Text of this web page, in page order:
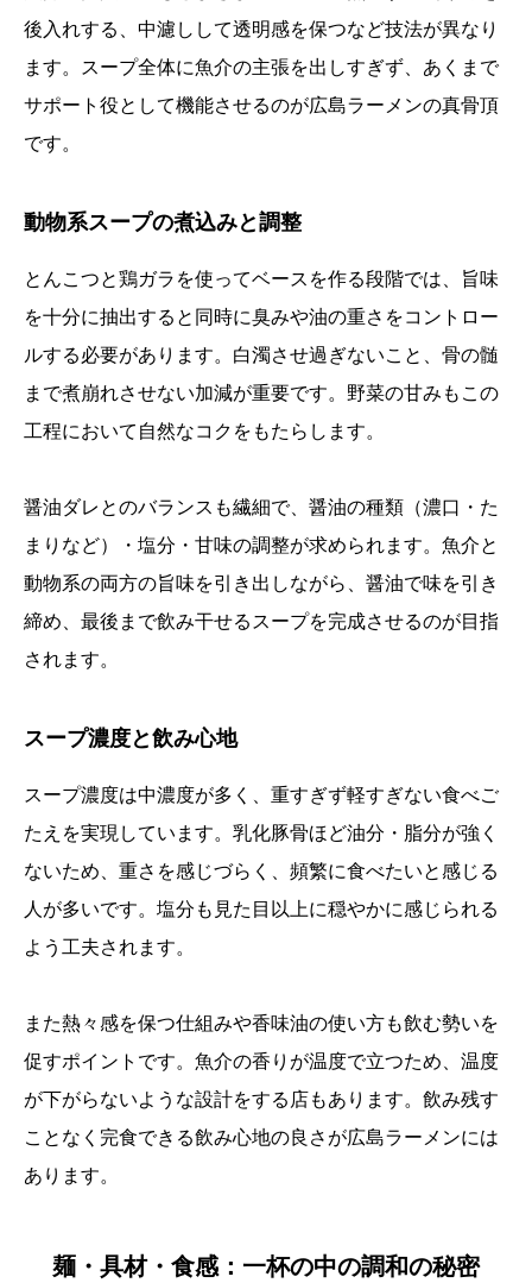
後入れする、中濾しして透明感を保つなど技法が異なり
ます。スープ全体に魚介の主張を出しすぎず、あくまで
サポート役として機能させるのが広島ラーメンの真骨頂
です。
動物系スープの煮込みと調整
とんこつと鶏ガラを使ってベースを作る段階では、旨味
を十分に抽出すると同時に臭みや油の重さをコントロー
ルする必要があります。白濁させ過ぎないこと、骨の髄
まで煮崩れさせない加減が重要です。野菜の甘みもこの
工程において自然なコクをもたらします。
醤油ダレとのバランスも繊細で、醤油の種類（濃口・た
まりなど）・塩分・甘味の調整が求められます。魚介と
動物系の両方の旨味を引き出しながら、醤油で味を引き
締め、最後まで飲み干せるスープを完成させるのが目指
されます。
スープ濃度と飲み心地
スープ濃度は中濃度が多く、重すぎず軽すぎない食べご
たえを実現しています。乳化豚骨ほど油分・脂分が強く
ないため、重さを感じづらく、頻繁に食べたいと感じる
人が多いです。塩分も見た目以上に穏やかに感じられる
よう工夫されます。
また熱々感を保つ仕組みや香味油の使い方も飲む勢いを
促すポイントです。魚介の香りが温度で立つため、温度
が下がらないような設計をする店もあります。飲み残す
ことなく完食できる飲み心地の良さが広島ラーメンには
あります。
麺・具材・食感：一杯の中の調和の秘密